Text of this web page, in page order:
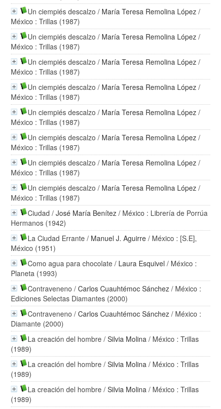
Un ciempiés descalzo / María Teresa Remolina López /
México : Trillas (1987)
Un ciempiés descalzo / María Teresa Remolina López /
México : Trillas (1987)
Un ciempiés descalzo / María Teresa Remolina López /
México : Trillas (1987)
Un ciempiés descalzo / María Teresa Remolina López /
México : Trillas (1987)
Un ciempiés descalzo / María Teresa Remolina López /
México : Trillas (1987)
Un ciempiés descalzo / María Teresa Remolina López /
México : Trillas (1987)
Un ciempiés descalzo / María Teresa Remolina López /
México : Trillas (1987)
Un ciempiés descalzo / María Teresa Remolina López /
México : Trillas (1987)
Ciudad /José María Benítez / México : Librería de Porrúa
Hermanos (1942)
La Ciudad Errante / Manuel J. Aguirre / México : [S.E],
México (1951)
Como agua para chocolate / Laura Esquivel / México :
Planeta (1993)
Contraveneno /Carlos Cuauhtémoc Sánchez / México :
Ediciones Selectas Diamantes (2000)
Contraveneno /Carlos Cuauhtémoc Sánchez / México :
Diamante (2000)
La creación del hombre /Silvia Molina / México : Trillas
(1989)
La creación del hombre /Silvia Molina / México : Trillas
(1989)
La creación del hombre /Silvia Molina / México : Trillas
(1989)